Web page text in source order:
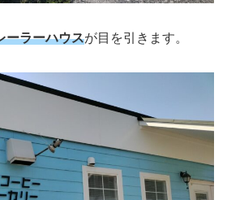
ーラーハウスが目を引きます。